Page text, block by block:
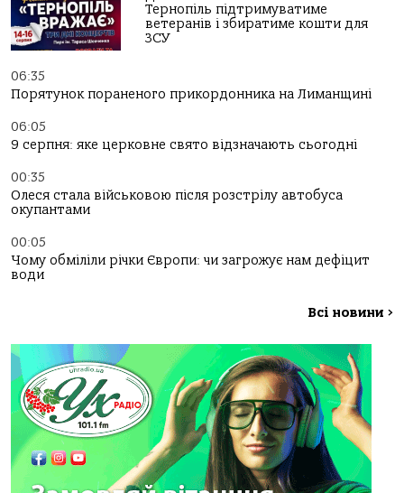
Тернопіль підтримуватиме
ветеранів і збиратиме кошти для
ЗСУ
06:35
Порятунок пораненого прикордонника на Лиманщині
06:05
9 серпня: яке церковне свято відзначають сьогодні
00:35
Олеся стала військовою після розстрілу автобуса
окупантами
00:05
Чому обміліли річки Європи: чи загрожує нам дефіцит
води
Всі новини >